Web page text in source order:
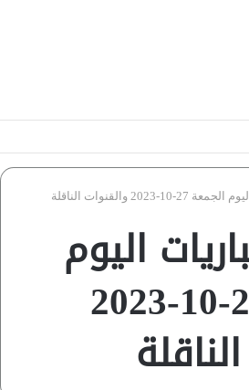
2023 والقنوات الناقلة
اليوم
الجمعة 27-10-2023